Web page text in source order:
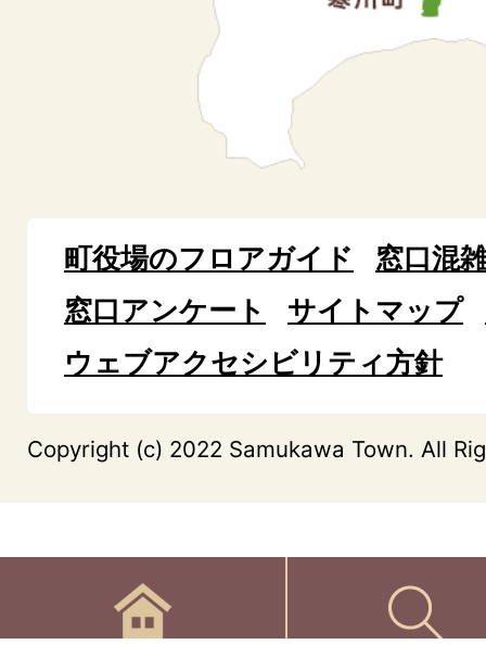
町役場のフロアガイド
窓口混
窓口アンケート
サイトマップ
ウェブアクセシビリティ方針
Copyright (c) 2022 Samukawa Town. All